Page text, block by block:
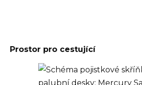
Prostor pro cestující